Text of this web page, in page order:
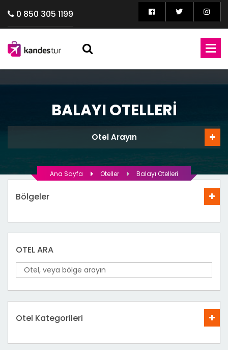
0 850 305 1199
BALAYI OTELLERI
Otel Arayın
Ana Sayfa Oteller Balayı Otelleri
Bölgeler
OTEL ARA
Otel Kategorileri